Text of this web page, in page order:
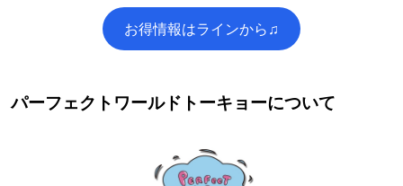
お得情報はラインから♫
パーフェクトワールドトーキョーについて